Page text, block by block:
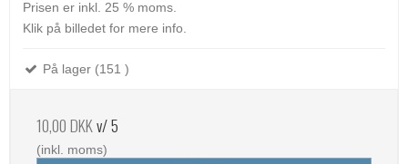
Prisen er inkl. 25 % moms.
Klik på billedet for mere info.
På lager (151 )
10,00 DKKv/ 5
(inkl. moms)